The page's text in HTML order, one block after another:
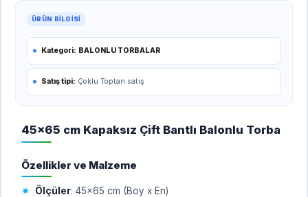
ÜRÜN BILGISI
Kategori: BALONLU TORBALAR
Satış tipi: Çoklu Toptan satış
45x65 cm Kapaksız Çift Bantlı Balonlu Torba
Özellikler ve Malzeme
Ölçüler: 45x65 cm (Boy x En)